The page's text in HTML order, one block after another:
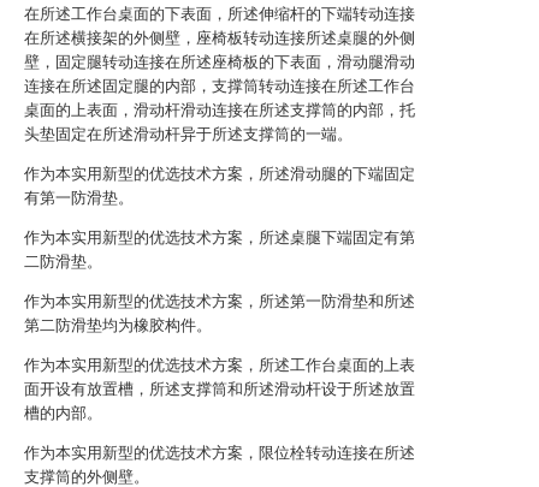
在所述工作台桌面的下表面，所述伸缩杆的下端转动连接
在所述横接架的外侧壁，座椅板转动连接所述桌腿的外侧
壁，固定腿转动连接在所述座椅板的下表面，滑动腿滑动
连接在所述固定腿的内部，支撑筒转动连接在所述工作台
桌面的上表面，滑动杆滑动连接在所述支撑筒的内部，托
头垫固定在所述滑动杆异于所述支撑筒的一端。
作为本实用新型的优选技术方案，所述滑动腿的下端固定
有第一防滑垫。
作为本实用新型的优选技术方案，所述桌腿下端固定有第
二防滑垫。
作为本实用新型的优选技术方案，所述第一防滑垫和所述
第二防滑垫均为橡胶构件。
作为本实用新型的优选技术方案，所述工作台桌面的上表
面开设有放置槽，所述支撑筒和所述滑动杆设于所述放置
槽的内部。
作为本实用新型的优选技术方案，限位栓转动连接在所述
支撑筒的外侧壁。